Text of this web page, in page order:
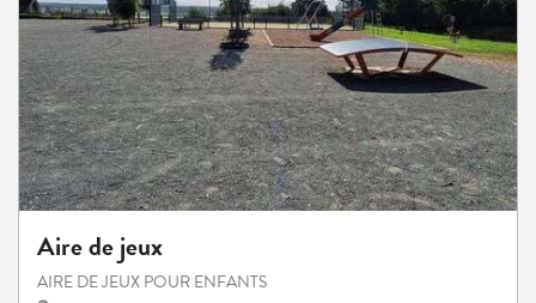
Aire de jeux
AIRE DE JEUX POUR ENFANTS